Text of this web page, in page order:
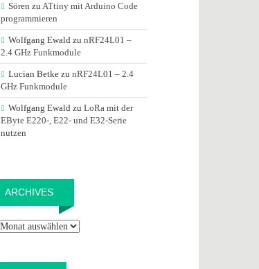
Sören zu ATtiny mit Arduino Code
programmieren
Wolfgang Ewaldzu nRF24L01 –
2.4 GHz Funkmodule
Lucian Betkezu nRF24L01 – 2.4
GHz Funkmodule
Wolfgang Ewaldzu LoRa mit der
EByte E220-, E22- und E32-Serie
nutzen
ARCHIVES